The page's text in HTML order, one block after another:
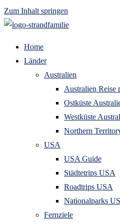
Zum Inhalt springen
Home
Länder
Australien
Australien Reise
Ostküste
Westküste
Northern
USA
USA Guide
Städtetrips USA
Roadtrips USA
Nationalparks
Fernziele